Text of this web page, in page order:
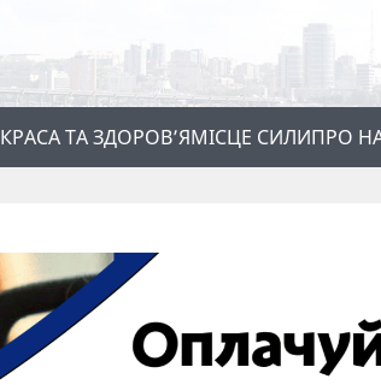
КРАСА ТА ЗДОРОВ’ЯМІСЦЕ СИЛИПРО
ПРО